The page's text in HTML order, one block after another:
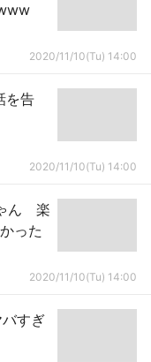
2020/11/10(Tu) 14:00
を告
2020/11/10(Tu) 14:00
ん 楽
った
2020/11/10(Tu) 14:00
バすぎ